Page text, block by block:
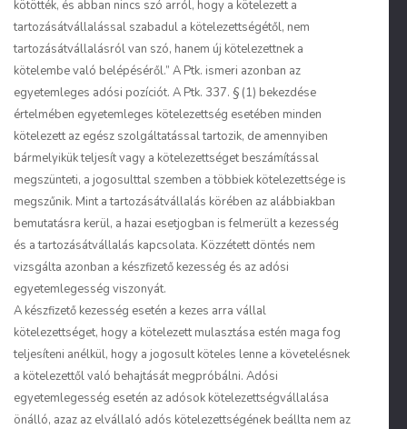
kötötték, és abban nincs szó arról, hogy a kötelezett a
tartozásátvállalással szabadul a kötelezettségétől, nem
tartozásátvállalásról van szó, hanem új kötelezettnek a
kötelembe való belépéséről.” A Ptk. ismeri azonban az
egyetemleges adósi pozíciót. A Ptk. 337. § (1) bekezdése
értelmében egyetemleges kötelezettség esetében minden
kötelezett az egész szolgáltatással tartozik, de amennyiben
bármelyikük teljesít vagy a kötelezettséget beszámítással
megszünteti, a jogosulttal szemben a többiek kötelezettsége is
megszűnik. Mint a tartozásátvállalás körében az alábbiakban
bemutatásra kerül, a hazai esetjogban is felmerült a kezesség
és a tartozásátvállalás kapcsolata. Közzétett döntés nem
vizsgálta azonban a készfizető kezesség és az adósi
egyetemlegesség viszonyát.
A készfizető kezesség esetén a kezes arra vállal
kötelezettséget, hogy a kötelezett mulasztása estén maga fog
teljesíteni anélkül, hogy a jogosult köteles lenne a követelésnek
a kötelezettől való behajtását megpróbálni. Adósi
egyetemlegesség esetén az adósok kötelezettségvállalása
önálló, azaz az elvállaló adós kötelezettségének beállta nem az